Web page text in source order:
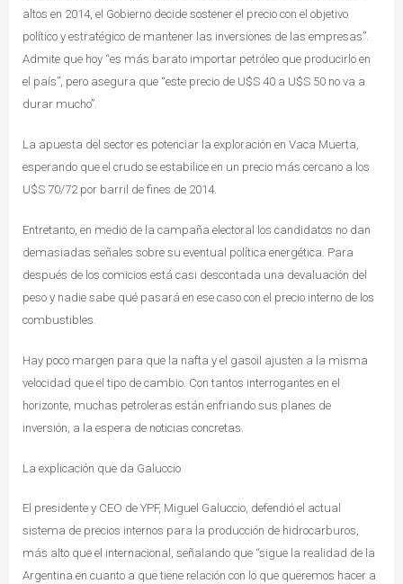
altos en 2014, el Gobierno decide sostener el precio con el objetivo
político y estratégico de mantener las inversiones de las empresas”.
Admite que hoy “es más barato importar petróleo que producirlo en
el país”, pero asegura que “este precio de U$S 40 a U$S 50 no va a
durar mucho”.
La apuesta del sector es potenciar la exploración en Vaca Muerta,
esperando que el crudo se estabilice en un precio más cercano a los
U$S 70/72 por barril de fines de 2014.
Entretanto, en medio de la campaña electoral los candidatos no dan
demasiadas señales sobre su eventual política energética. Para
después de los comicios está casi descontada una devaluación del
peso y nadie sabe qué pasará en ese caso con el precio interno de los
combustibles.
Hay poco margen para que la nafta y el gasoil ajusten a la misma
velocidad que el tipo de cambio. Con tantos interrogantes en el
horizonte, muchas petroleras están enfriando sus planes de
inversión, a la espera de noticias concretas.
La explicación que da Galuccio
El presidente y CEO de YPF, Miguel Galuccio, defendió el actual
sistema de precios internos para la producción de hidrocarburos,
más alto que el internacional, señalando que “sigue la realidad de la
Argentina en cuanto a que tiene relación con lo que queremos hacer a